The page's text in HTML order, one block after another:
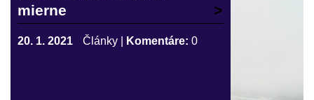
mierne
20. 1. 2021 Články Komentáre: 0